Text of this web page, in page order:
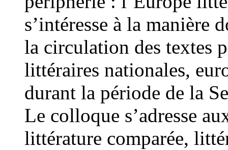
s’intéresse à la manière
la circulation des textes
littéraires nationales,
durant la période de la
Le colloque s’adresse
littérature comparée,